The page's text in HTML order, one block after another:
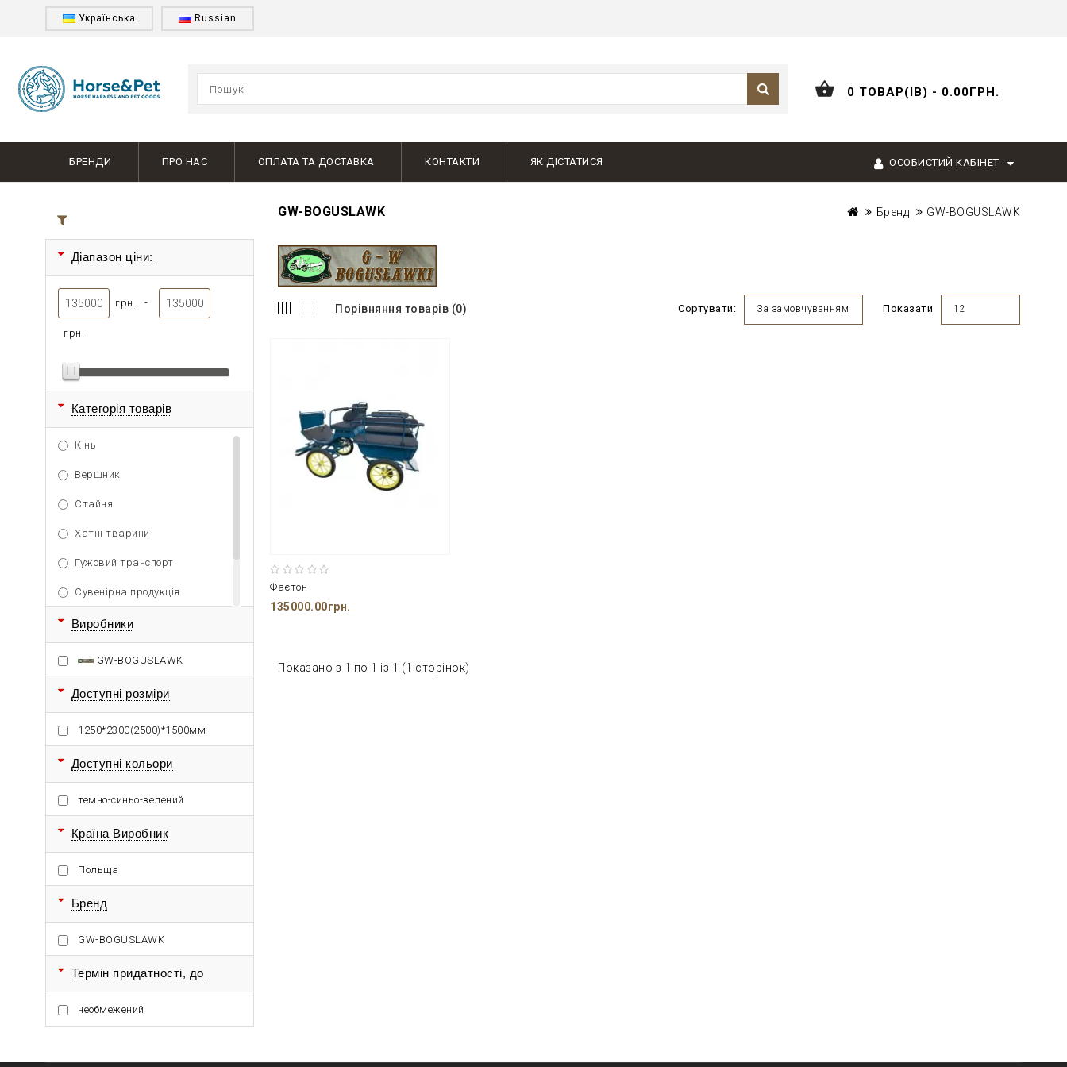
Українська Russian
0 ТОВАР(ІВ) - 0.00ГРН.
БРЕНДИ ПРО НАС ОПЛАТА ТА ДОСТАВКА КОНТАКТИ ЯК ДІСТАТИСЯ ОСОБИСТИЙ КАБІНЕТ
Діапазон ціни:
грн. -
грн.
Категорія товарів
Кінь
Вершник
Стайня
Хатні тварини
Гужовий транспорт
Сувенірна продукція
Активний відпочинок
Виробники
GW-BOGUSLAWK
Доступні розміри
1250*2300(2500)*1500мм
Доступні кольори
темно-синьо-зелений
Країна Виробник
Польща
Бренд
GW-BOGUSLAWK
Термін придатності, до
необмежений
Бренд GW-BOGUSLAWK
GW-BOGUSLAWK
Порівняння товарів (0) Сортувати: За замовчуванням Показати 12
Фаєтон
135000.00грн.
Показано з 1 по 1 із 1 (1 сторінок)